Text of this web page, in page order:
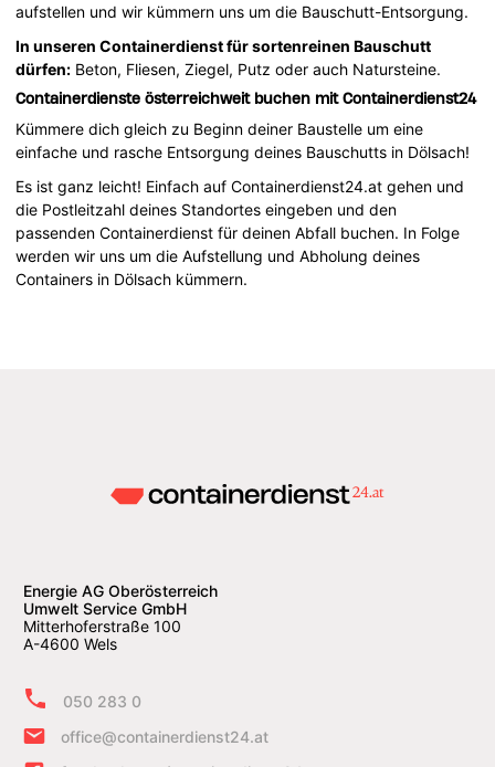
aufstellen und wir kümmern uns um die Bauschutt-Entsorgung.
In unseren Containerdienst für sortenreinen Bauschutt
dürfen: Beton, Fliesen, Ziegel, Putz oder auch Natursteine.
Containerdienste österreichweit buchen mit Containerdienst24
Kümmere dich gleich zu Beginn deiner Baustelle um eine
einfache und rasche Entsorgung deines Bauschutts in Dölsach!
Es ist ganz leicht! Einfach auf Containerdienst24.at gehen und
die Postleitzahl deines Standortes eingeben und den
passenden Containerdienst für deinen Abfall buchen. In Folge
werden wir uns um die Aufstellung und Abholung deines
Containers in Dölsach kümmern.
Energie AG Oberösterreich
Umwelt Service GmbH
Mitterhoferstraße 100
A-4600 Wels
050 283 0
office@containerdienst24.at